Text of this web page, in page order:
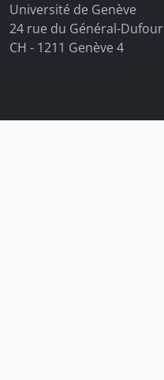
Université de Genève
24 rue du Général-Dufour
CH - 1211 Genève 4